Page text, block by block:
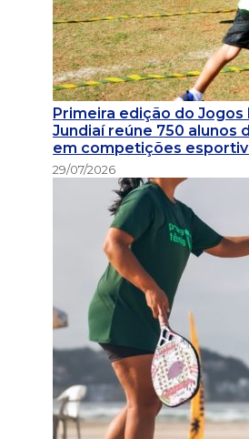
Primeira edição do Jogos
Jundiaí reúne 750 alunos
em competições
29/07/2026